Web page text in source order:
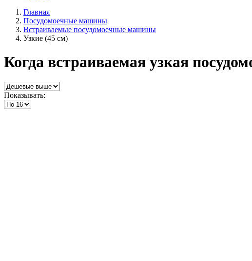
Главная
Посудомоечные машины
Встраиваемые посудомоечные машины
Узкие (45 см)
Когда встраиваемая узкая
Показывать: